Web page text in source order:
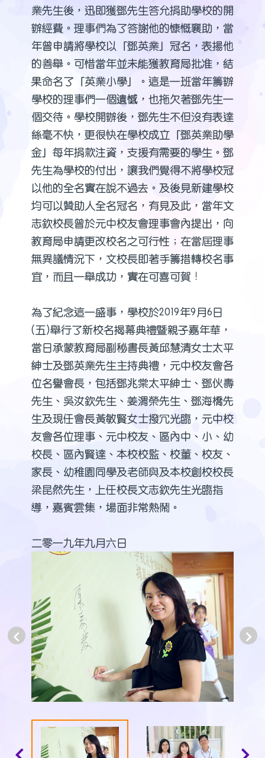
業先生後，迅即獲鄧先生答允捐助學校的開
辦經費。理事們為了答謝他的慷慨襄助，當
年曾申請將學校以「鄧英業」冠名，表揚他
的善舉。可惜當年並未能獲教育局批准，結
果命名了「英業小學」。這是一班當年籌辦
學校的理事們一個遺憾，也拖欠著鄧先生一
個交待。學校開辦後，鄧先生不但沒有表達
絲毫不快，更很快在學校成立「鄧英業助學
金」每年捐款注資，支援有需要的學生。鄧
先生為學校的付出，讓我們覺得不將學校冠
以他的全名實在說不過去。及後見新建學校
均可以贊助人全名冠名，有見及此，當年文
志欽校長曾於元中校友會理事會內提出，向
教育局申請更改校名之可行性；在當屆理事
無異議情況下，文校長即著手籌措轉校名事
宜，而且一舉成功，實在可喜可賀！
為了紀念這一盛事，學校於2019年9月6日
(五)舉行了新校名揭幕典禮暨親子嘉年華，
當日承蒙教育局副秘書長黃邱慧清女士太平
紳士及鄧英業先生主持典禮，元中校友會各
位名譽會長，包括鄧兆棠太平紳士、鄧伙壽
先生、吳汝欽先生、姜渭榮先生、鄧海橋先
生及現任會長黃敏賢女士撥冗光臨，元中校
友會各位理事、元中校友、區內中、小、幼
校長、區內賢達、本校校監、校董、校友、
家長、幼稚園同學及老師與及本校創校校長
梁昆然先生，上任校長文志欽先生光臨指
導，嘉賓雲集，場面非常熱鬧。
二零一九年九月六日